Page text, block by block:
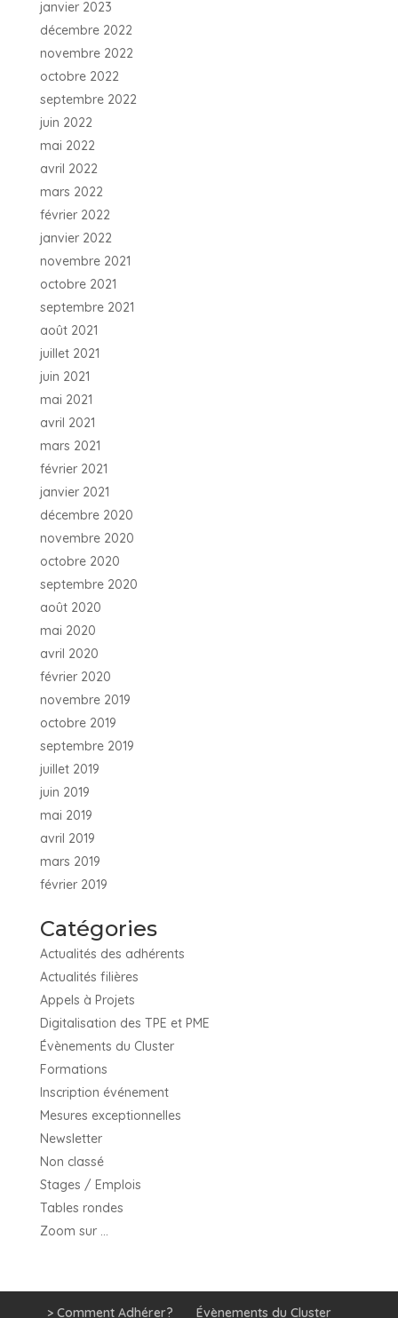
janvier 2023
décembre 2022
novembre 2022
octobre 2022
septembre 2022
juin 2022
mai 2022
avril 2022
mars 2022
février 2022
janvier 2022
novembre 2021
octobre 2021
septembre 2021
août 2021
juillet 2021
juin 2021
mai 2021
avril 2021
mars 2021
février 2021
janvier 2021
décembre 2020
novembre 2020
octobre 2020
septembre 2020
août 2020
mai 2020
avril 2020
février 2020
novembre 2019
octobre 2019
septembre 2019
juillet 2019
juin 2019
mai 2019
avril 2019
mars 2019
février 2019
Catégories
Actualités des adhérents
Actualités filières
Appels à Projets
Digitalisation des TPE et PME
Évènements du Cluster
Formations
Inscription événement
Mesures exceptionnelles
Newsletter
Non classé
Stages / Emplois
Tables rondes
Zoom sur …
> Comment Adhérer? Évènements du Cluster